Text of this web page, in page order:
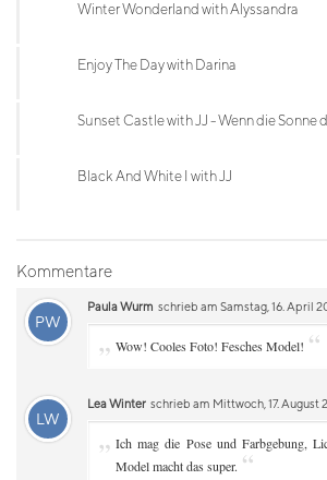
Winter Wonderland with Alyssandra
Enjoy The Day with Darina
Sunset Castle with JJ - Wenn die Sonne
Black And White I with JJ
Kommentare
PW
Paula Wurm schrieb am Samstag, 16. April
„ Wow! Cooles Foto! Fesches Model! “
LW
Lea Winter schrieb am Mittwoch, 17. August
„ Ich mag die Pose und Farbgebung,
Model macht das super. “